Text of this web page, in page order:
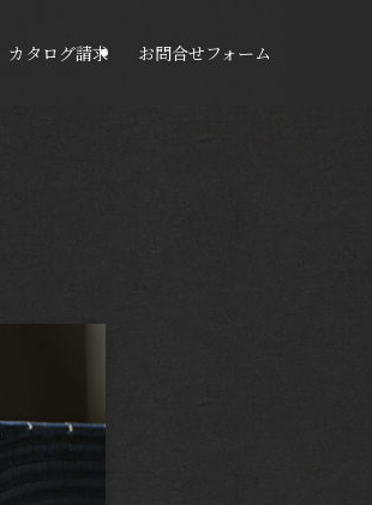
カタログ請求 お問合せフォーム